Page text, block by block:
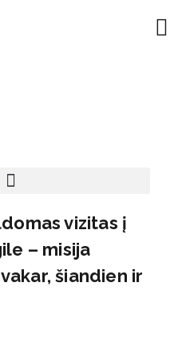
vizitas į
– misija
šiandien ir